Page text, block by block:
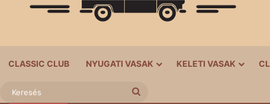
CLASSIC CLUB NYUGATI VASAK KELETI VASAK